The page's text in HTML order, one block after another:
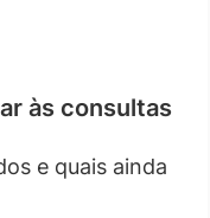
às consultas
e quais ainda